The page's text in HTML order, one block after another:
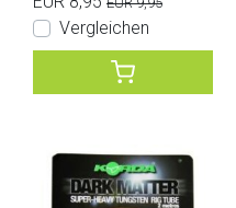
Vergleichen